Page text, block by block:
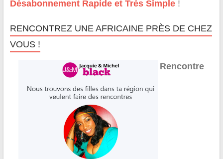
Désabonnement Rapide et Très Simple!
RENCONTREZ UNE AFRICAINE PRÈS DE CHEZ
VOUS !
Rencontre